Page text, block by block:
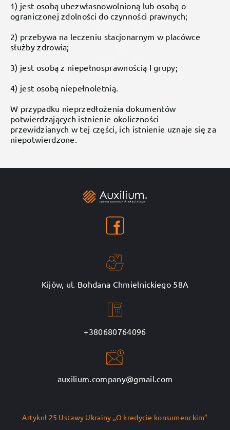
1) jest osobą ubezwłasnowolnioną lub osobą o
ograniczonej zdolności do czynności prawnych;
2) przebywa na leczeniu stacjonarnym w placówce
służby zdrowia;
3) jest osobą z niepełnosprawnością I grupy;
4) jest osobą niepełnoletnią.
W przypadku nieprzedłożenia dokumentów
potwierdzających istnienie okoliczności
przewidzianych w tej części, ich istnienie uznaje się za
niepotwierdzone.
Kijów, ul. Bohdana Chmielnickiego 58A
+380680764096
auxilium.company@gmail.com
Artykuł 25 Ustawy Ukrainy „O kredycie konsumenckim”